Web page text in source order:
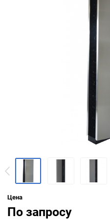
Цена
По запросу